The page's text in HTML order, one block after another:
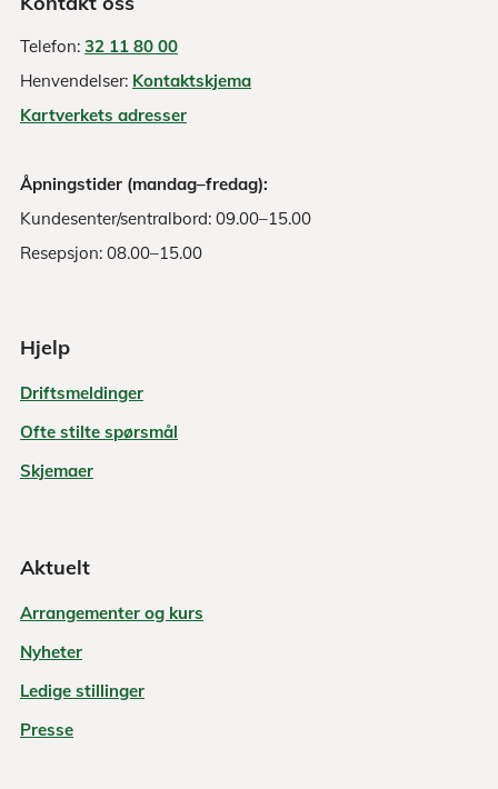
Telefon: 32 11 80 00
Henvendelser: Kontaktskjema
Kartverkets adresser
Åpningstider (mandag–fredag):
Kundesenter/sentralbord: 09.00–15.00
Resepsjon: 08.00–15.00
Hjelp
Driftsmeldinger
Ofte stilte spørsmål
Skjemaer
Aktuelt
Arrangementer og kurs
Nyheter
Ledige stillinger
Presse